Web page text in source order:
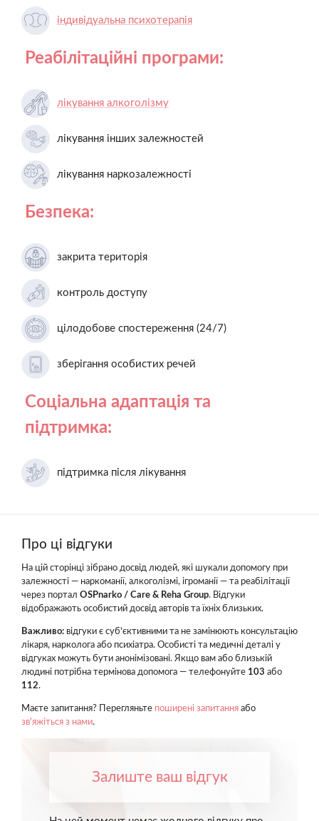
індивідуальна психотерапія
Реабілітаційні програми:
лікування алкоголізму
лікування інших залежностей
лікування наркозалежності
Безпека:
закрита територія
контроль доступу
цілодобове спостереження (24/7)
зберігання особистих речей
Соціальна адаптація та
підтримка:
підтримка після лікування
Про ці відгуки
На цій сторінці зібрано досвід людей, які шукали допомогу при
залежності — наркоманії, алкоголізмі, ігроманії — та реабілітації
через портал OSPnarko / Care & Reha Group. Відгуки
відображають особистий досвід авторів та їхніх близьких.
Важливо: відгуки є суб'єктивними та не замінюють консультацію
лікаря, нарколога або психіатра. Особисті та медичні деталі у
відгуках можуть бути анонімізовані. Якщо вам або близькій
людині потрібна термінова допомога — телефонуйте 103 або
112.
Маєте запитання? Перегляньте поширені запитання або
зв'яжіться з нами.
Залиште ваш відгук